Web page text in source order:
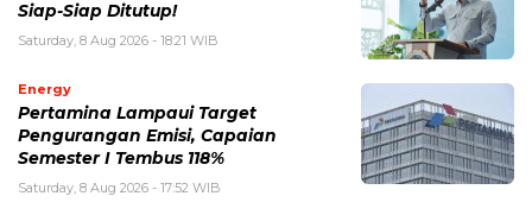
Siap-Siap Ditutup!
Saturday, 8 Aug 2026 - 18:21 WIB
Energy
Pertamina Lampaui Target
Pengurangan Emisi, Capaian
Semester I Tembus 118%
Saturday, 8 Aug 2026 - 17:52 WIB